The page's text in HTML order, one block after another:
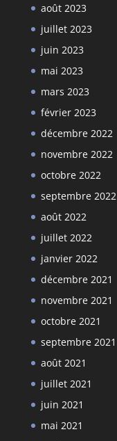
août 2023
juillet 2023
juin 2023
mai 2023
mars 2023
février 2023
décembre 2022
novembre 2022
octobre 2022
septembre 2022
août 2022
juillet 2022
janvier 2022
décembre 2021
novembre 2021
octobre 2021
septembre 2021
août 2021
juillet 2021
juin 2021
mai 2021